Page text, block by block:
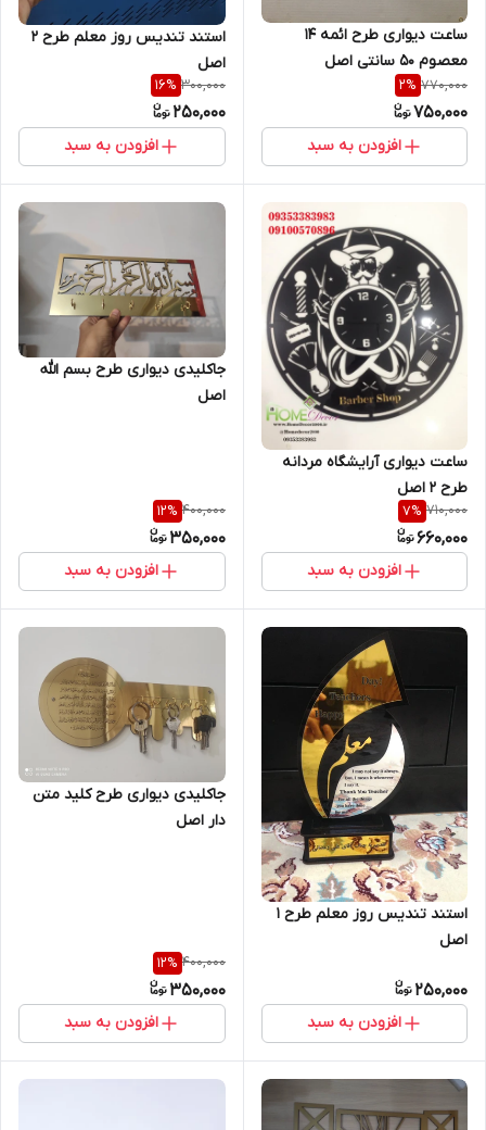
ساعت دیواری طرح ائمه 14
معصوم 50 سانتی اصل
770,000
2%
750,000
افزودن به سبد
استند تندیس روز معلم طرح 2
اصل
300,000
16%
250,000
افزودن به سبد
ساعت دیواری آرایشگاه مردانه
طرح 2 اصل
710,000
7%
660,000
افزودن به سبد
جاکلیدی دیواری طرح بسم الله
اصل
400,000
12%
350,000
افزودن به سبد
استند تندیس روز معلم طرح 1
اصل
250,000
افزودن به سبد
جاکلیدی دیواری طرح کلید متن
دار اصل
400,000
12%
350,000
افزودن به سبد